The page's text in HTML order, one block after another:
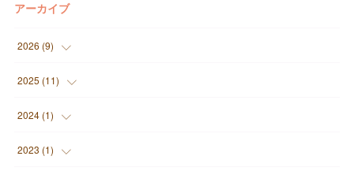
アーカイブ
2026 (9)
(1
( )
(
2025 (11)
( )
( )
2024 (1)
( )
2023 (1)